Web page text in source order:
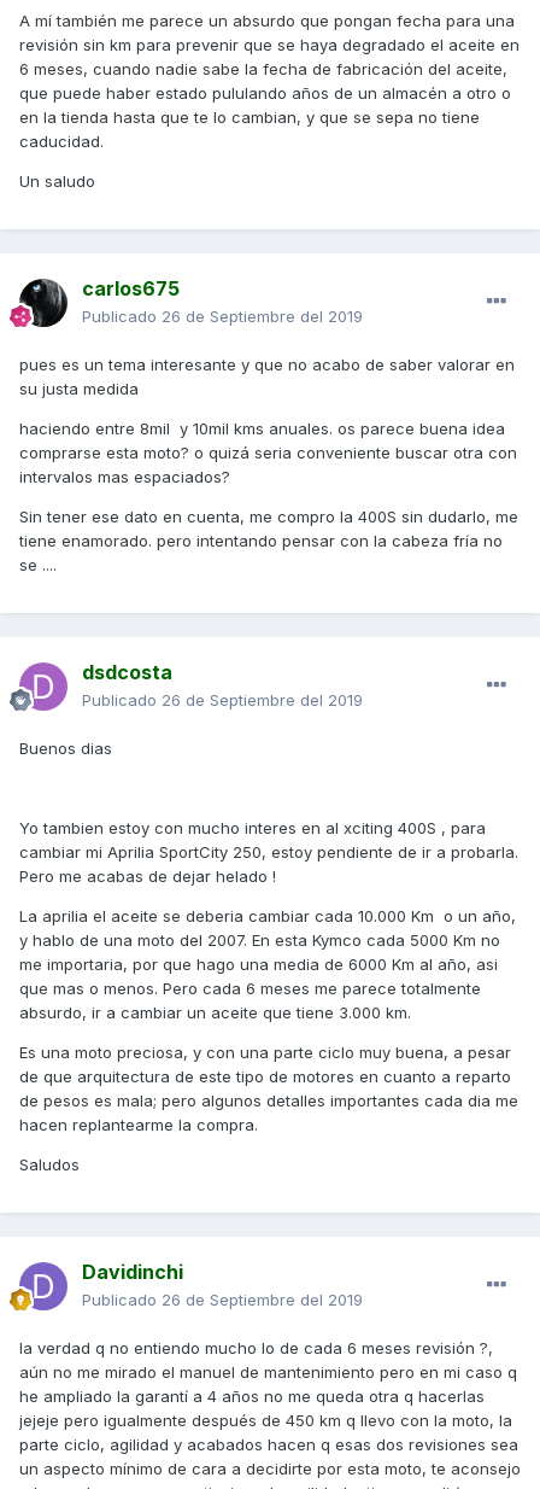
A mí también me parece un absurdo que pongan fecha para una
revisión sin km para prevenir que se haya degradado el aceite en
6 meses, cuando nadie sabe la fecha de fabricación del aceite,
que puede haber estado pululando años de un almacén a otro o
en la tienda hasta que te lo cambian, y que se sepa no tiene
caducidad.
Un saludo
carlos675
Publicado 26 de Septiembre del 2019
pues es un tema interesante y que no acabo de saber valorar en
su justa medida
haciendo entre 8mil y 10mil kms anuales. os parece buena idea
comprarse esta moto? o quizá seria conveniente buscar otra con
intervalos mas espaciados?
Sin tener ese dato en cuenta, me compro la 400S sin dudarlo, me
tiene enamorado. pero intentando pensar con la cabeza fría no
se ....
dsdcosta
Publicado 26 de Septiembre del 2019
Buenos dias
Yo tambien estoy con mucho interes en al xciting 400S , para
cambiar mi Aprilia SportCity 250, estoy pendiente de ir a probarla.
Pero me acabas de dejar helado !
La aprilia el aceite se deberia cambiar cada 10.000 Km o un año,
y hablo de una moto del 2007. En esta Kymco cada 5000 Km no
me importaria, por que hago una media de 6000 Km al año, asi
que mas o menos. Pero cada 6 meses me parece totalmente
absurdo, ir a cambiar un aceite que tiene 3.000 km.
Es una moto preciosa, y con una parte ciclo muy buena, a pesar
de que arquitectura de este tipo de motores en cuanto a reparto
de pesos es mala; pero algunos detalles importantes cada dia me
hacen replantearme la compra.
Saludos
Davidinchi
Publicado 26 de Septiembre del 2019
la verdad q no entiendo mucho lo de cada 6 meses revisión ?,
aún no me mirado el manuel de mantenimiento pero en mi caso q
he ampliado la garantí a 4 años no me queda otra q hacerlas
jejeje pero igualmente después de 450 km q llevo con la moto, la
parte ciclo, agilidad y acabados hacen q esas dos revisiones sea
un aspecto mínimo de cara a decidirte por esta moto, te aconsejo